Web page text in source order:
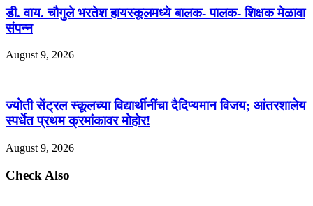
डी. वाय. चौगुले भरतेश हायस्कूलमध्ये बालक- पालक- शिक्षक मेळावा
संपन्न
August 9, 2026
ज्योती सेंट्रल स्कूलच्या विद्यार्थीनींचा दैदिप्यमान विजय; आंतरशालेय
स्पर्धेत प्रथम क्रमांकावर मोहोर!
August 9, 2026
Check Also